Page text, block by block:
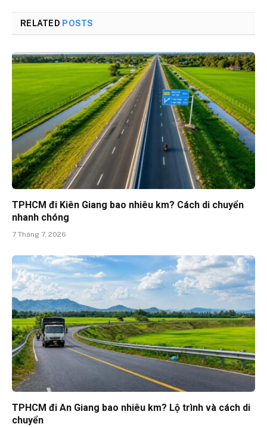
RELATED POSTS
TPHCM đi Kiên Giang bao nhiêu km? Cách di chuyển
nhanh chóng
7 Tháng 7, 2026
TPHCM đi An Giang bao nhiêu km? Lộ trình và cách di
chuyển